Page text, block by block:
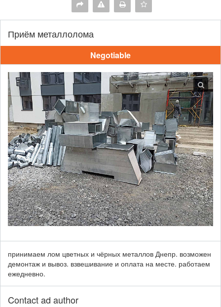
Приём металлолома
Negotiable
принимаем лом цветных и чёрных металлов Днепр. возможен
демонтаж и вывоз. взвешивание и оплата на месте. работаем
ежедневно.
Contact ad author